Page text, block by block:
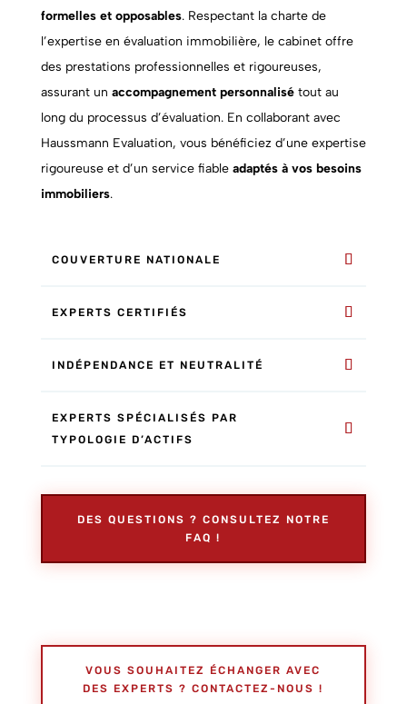
formelles et opposables. Respectant la charte de
l’expertise en évaluation immobilière, le cabinet offre
des prestations professionnelles et rigoureuses,
assurant un accompagnement personnalisétout au
long du processus d’évaluation. En collaborant avec
Haussmann Evaluation, vous bénéficiez d’une expertise
rigoureuse et d’un service fiable adaptés à vos besoins
immobiliers.
COUVERTURE NATIONALE
EXPERTS CERTIFIÉS
INDÉPENDANCE ET NEUTRALITÉ
EXPERTS SPÉCIALISÉS PAR
TYPOLOGIE D’ACTIFS
DES QUESTIONS ? CONSULTEZ NOTRE
FAQ !
VOUS SOUHAITEZ ÉCHANGER AVEC
DES EXPERTS ? CONTACTEZ-NOUS !